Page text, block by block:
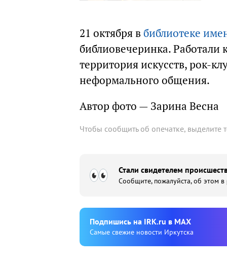
21 октября в библиотеке
библиовечеринка.
территория искусств, рок-
неформального общения.
Автор фото — Зарина Весна
Чтобы сообщить об опечатке, выделите
Стали свидетелем
Сообщите, пожалуйста, об этом
Подпишиcь на IRK.ru в MAX
Cамые свежие новости Иркутска